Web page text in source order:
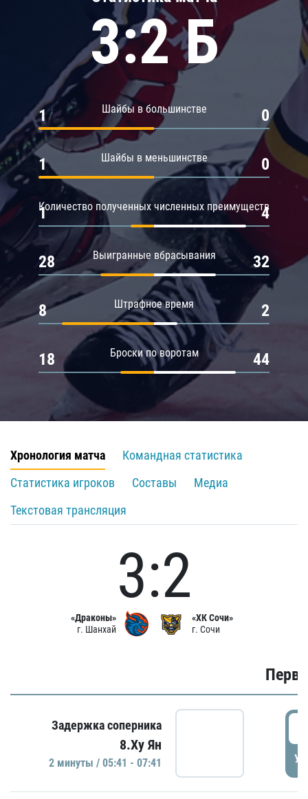
3:2 Б
Шайбы в большинстве
1 0
Шайбы в меньшинстве
1 0
Количество полученных численных преимуществ
1 4
Выигранные вбрасывания
28 32
Штрафное время
8 2
Броски по воротам
18 44
Хронология матча
Командная статистика
Статистика игроков
Составы
Медиа
Текстовая трансляция
«Драконы»
г. Шанхай
3:2
«ХК Сочи»
г. Сочи
Задержка соперника
8.Ху Ян
2 минуты / 05:41 - 07:41